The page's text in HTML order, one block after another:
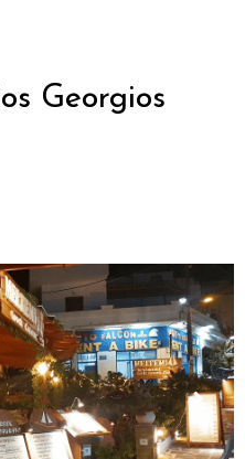
Georgios